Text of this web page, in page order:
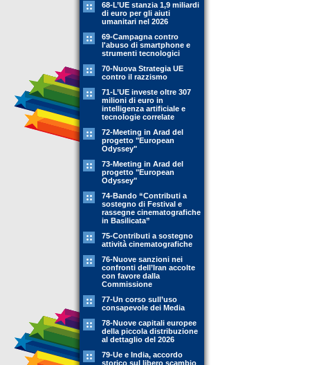
68-L’UE stanzia 1,9 miliardi
di euro per gli aiuti
umanitari nel 2026
69-Campagna contro
l'abuso di smartphone e
strumenti tecnologici
70-Nuova Strategia UE
contro il razzismo
71-L’UE investe oltre 307
milioni di euro in
intelligenza artificiale e
tecnologie correlate
72-Meeting in Arad del
progetto "European
Odyssey"
73-Meeting in Arad del
progetto "European
Odyssey"
74-Bando “Contributi a
sostegno di Festival e
rassegne cinematografiche
in Basilicata”
75-Contributi a sostegno
attività cinematografiche
76-Nuove sanzioni nei
confronti dell’Iran accolte
con favore dalla
Commissione
77-Un corso sull’uso
consapevole dei Media
78-Nuove capitali europee
della piccola distribuzione
al dettaglio del 2026
79-Ue e India, accordo
storico sul libero scambio